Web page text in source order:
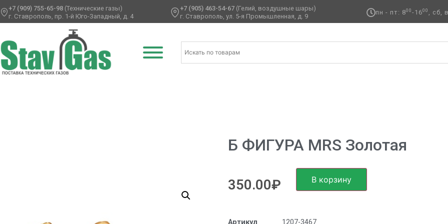
+7 (909) 755-65-98 (Технические газы)
г. Ставрополь, пр. 1-й Юго-Западный, д. 4
+7 (905) 463-54-67 (Гелий, воздушные шары)
г. Ставрополь, ул. 5-я Промышленная, д. 9 ​
пн - пт: 800-1600 , сб,
Б ФИГУРА MRS Золотая
350.00₽ В корзину
Артикул
1207-3467